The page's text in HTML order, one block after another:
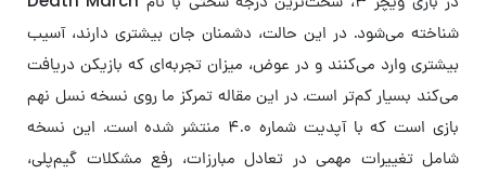
شناخته می‌شود. در این حالت، دشمنان جان بیشتری دارند، آسیب
بیشتری وارد می‌کنند و در عوض، میزان تجربه‌ای که بازیکن دریافت
می‌کند بسیار کم‌تر است. در این مقاله تمرکز ما روی نسخه نسل نهم
بازی است که با آپدیت شماره ۴.۰ منتشر شده است. این نسخه
شامل تغییرات مهمی در تعادل مبارزات، رفع مشکلات گیم‌پلی،